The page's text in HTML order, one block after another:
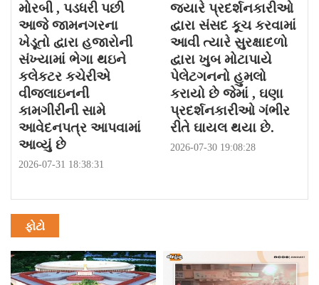
મોરબી , પડધરી પછી
આજે જામનગરના
ખેડૂતો દ્વારા હજારોની
સંખ્યામાં ભેગા થઇને
કલેકટર કચેરીએ
વીજલાઇનની
કામગીરીની સામે
આવેદનપત્ર આપવામાં
આવ્યું છે
2026-07-31 18:38:31
જયારે પ્રદર્શનકારીઓ
દ્વારા સંસદ કૂચ કરવામાં
આવી ત્યારે સુરક્ષાદળો
દ્વારા ખુબ મોટાપાયે
પેલેટગનનો હુમલો
કરાયો છે જેમાં , ઘણા
પ્રદર્શનકારીઓ ગંભીર
રીતે ઘાયલ થયા છે.
2026-07-30 19:08:28
ફોટો